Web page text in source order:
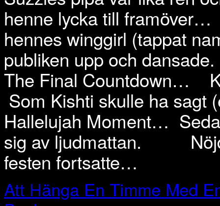
henne lycka till framöver…
hennes winggirl (tappat
publiken upp och dansade.
The Final Countdown…
Som Kishti skulle ha sagt
Hallelujah Moment…
sig av ljudmattan.
festen fortsatte…
Att Hänga En Timme Med